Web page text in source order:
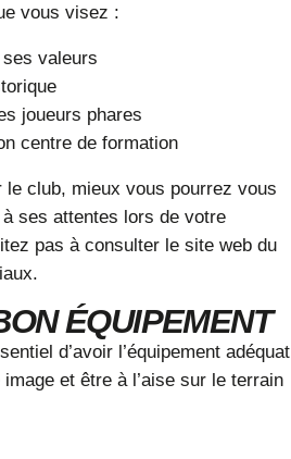
vous visez :
valeurs
joueurs phares
centre de formation
club, mieux vous pourrez vous
ses attentes lors de votre
pas à consulter le site web du
ÉQUIPEMENT
d’avoir l’équipement adéquat
et être à l’aise sur le terrain